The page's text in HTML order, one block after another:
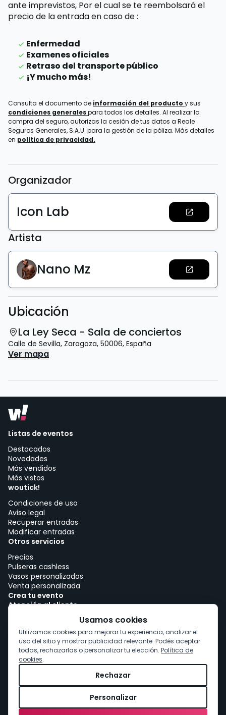
ante imprevistos, Por el cual se te reembolsará el
precio de la entradaen caso de:
Enfermedad
Examenes oficiales
Retraso del transporte público
¡Y mucho más!
Consulta el documento de información del producto y sus
condiciones generalespara todos los detalles. Al realizar la
compra del seguro, autorizas la cesión de tus datos a Reale
Seguros Generales, S.A.U. para la gestión de la póliza. Más detalles
en política de privacidad.
Organizador
Icon Lab
Artista
Nano Mz
Ubicación
La Ley Seca - Sala de conciertos
Calle de Sevilla, Zaragoza, 50006, España
Ver mapa
Listas de eventos
Destacados
Novedades
Más vendidos
Más vistos
woutick!
Condiciones de uso
Aviso legal
Recuperar entradas
Modificar entradas
Otros servicios
Precios
Pulseras cashless
Vasos personalizados
Venta personalizada
Crea tu evento
Atención al cliente
Trabajar con woutick!
Consentimiento de cookies
Usamos cookies
Utilizamos cookies para mejorar tu experiencia, analizar el
uso del sitio y mostrar publicidad relevante. Podés aceptar
todas, rechazarlas o personalizar tu elección. Política de
cookies.
Rechazar
Personalizar